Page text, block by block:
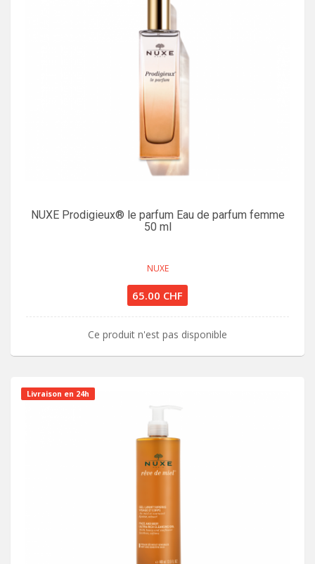
NUXE Prodigieux® le parfum Eau de parfum femme
50 ml
NUXE
65.00 CHF
Ce produit n'est pas disponible
Livraison en 24h